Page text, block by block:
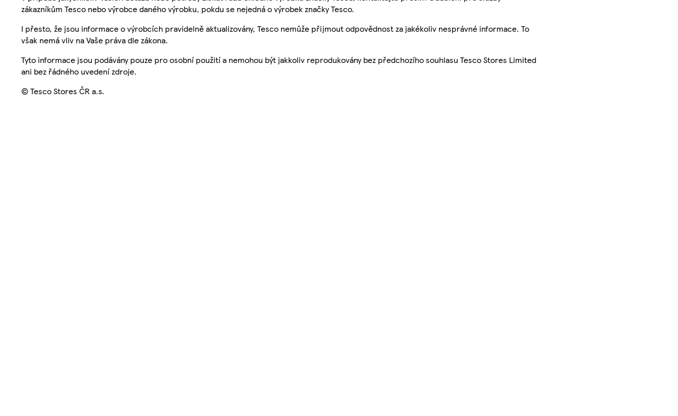
zákazníkům Tesco nebo výrobce daného výrobku, pokdu se nejedná o výrobek značky Tesco.
I přesto, že jsou informace o výrobcích pravidelně aktualizovány, Tesco nemůže přijmout odpovědnost za jakékoliv nesprávné informace. To
však nemá vliv na Vaše práva dle zákona.
Tyto informace jsou podávány pouze pro osobní použití a nemohou být jakkoliv reprodukovány bez předchozího souhlasu Tesco Stores Limited
ani bez řádného uvedení zdroje.
© Tesco Stores ČR a.s.